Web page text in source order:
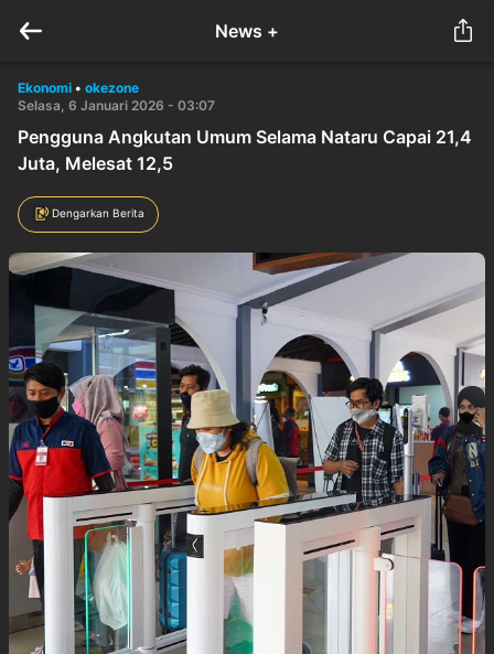
News +
Ekonomi • okezone
Selasa, 6 Januari 2026 - 03:07
Pengguna Angkutan Umum Selama Nataru Capai 21,4
Juta, Melesat 12,5
Dengarkan Berita